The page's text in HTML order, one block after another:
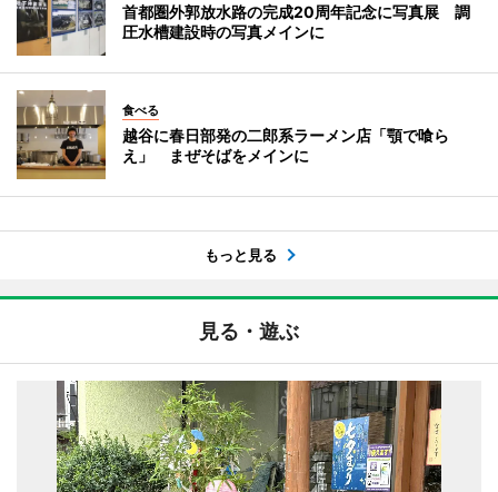
首都圏外郭放水路の完成20周年記念に写真展 調
圧水槽建設時の写真メインに
食べる
越谷に春日部発の二郎系ラーメン店「顎で喰ら
え」 まぜそばをメインに
もっと見る
見る・遊ぶ